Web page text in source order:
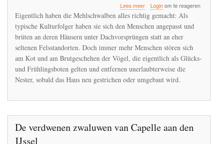
Lees meerover
Schwere
Zeiten
für
Schwalben
Loginom te reageren
Eigentlich haben die Mehlschwalben alles richtig gemacht: Als
typische Kulturfolger haben sie sich den Menschen angepasst und
brüten an deren Häusern unter Dachvorsprüngen statt an eher
seltenen Felsstandorten. Doch immer mehr Menschen stören sich
am Kot und am Brutgeschehen der Vögel, die eigentlich als Glücks-
und Frühlingsboten gelten und entfernen unerlaubterweise die
Nester, sobald das Haus neu gestrichen oder umgebaut wird.
De verdwenen zwaluwen van Capelle aan den
IJssel